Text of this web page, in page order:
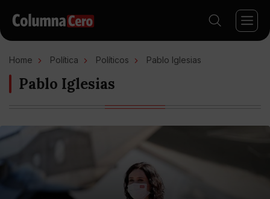
Home Política Políticos Pablo Iglesias
Pablo Iglesias